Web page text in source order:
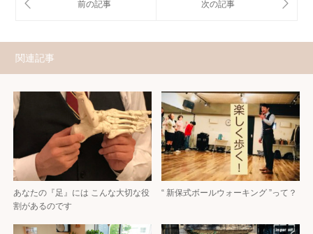
関連記事
あなたの『足』には こんな大切な役
割があるのです
“ 新保式ボールウォーキング ”って？